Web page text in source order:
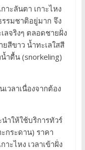
ะลันตา เกาะไหง
รมชาติอยู่มาก จึง
ลจริงๆ ตลอดชายฝั่ง
สีขาว น้ำทะเลใสสี
ำตื้น (snorkeling)
วลาเนื่องจากต้อง
ำให้ใช้บริการทัวร์
ะกระดาน) ราคา
ะไหง เวลาเข้าฝั่ง